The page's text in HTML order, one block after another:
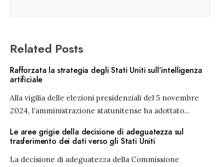
Related Posts
Rafforzata la strategia degli Stati Uniti sull’intelligenza
artificiale
Alla vigilia delle elezioni presidenziali del 5 novembre
2024, l’amministrazione statunitense ha adottato...
Le aree grigie della decisione di adeguatezza sul
trasferimento dei dati verso gli Stati Uniti
La decisione di adeguatezza della Commissione